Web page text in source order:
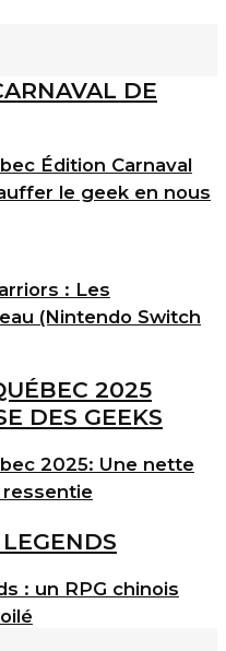
Édition Carnaval
le geek en nous
: Les
(Nintendo Switch
2025: Une nette
: un RPG chinois